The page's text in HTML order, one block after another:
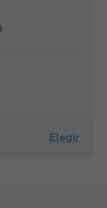
Elegir